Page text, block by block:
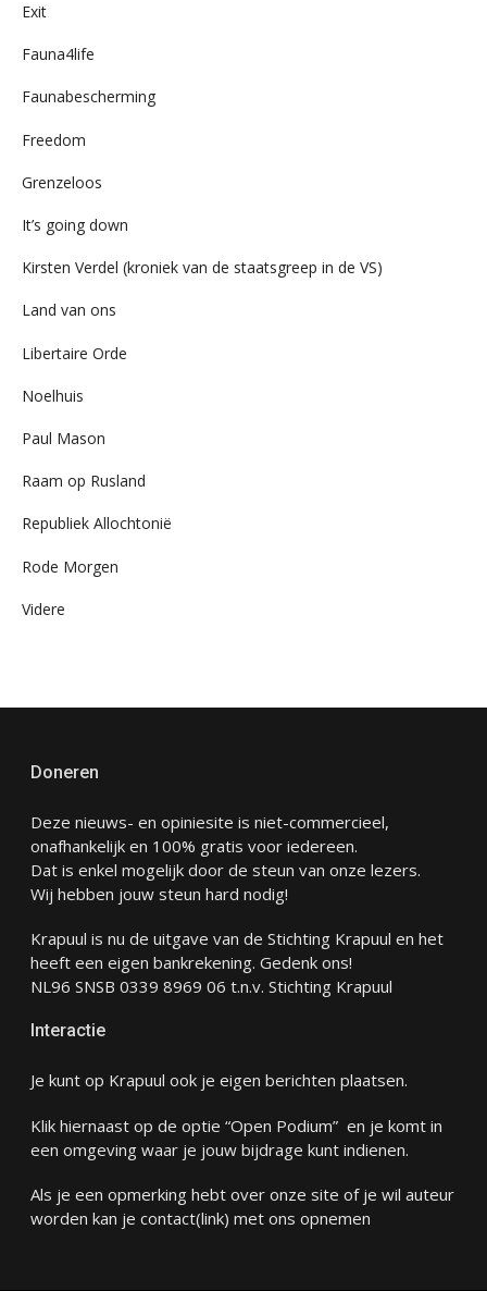
Exit
Fauna4life
Faunabescherming
Freedom
Grenzeloos
It’s going down
Kirsten Verdel (kroniek van de staatsgreep in de VS)
Land van ons
Libertaire Orde
Noelhuis
Paul Mason
Raam op Rusland
Republiek Allochtonië
Rode Morgen
Videre
Doneren
Deze nieuws- en opiniesite is niet-commercieel,
onafhankelijk en 100% gratis voor iedereen.
Dat is enkel mogelijk door de steun van onze lezers.
Wij hebben jouw steun hard nodig!
Krapuul is nu de uitgave van de Stichting Krapuul en het
heeft een eigen bankrekening. Gedenk ons!
NL96 SNSB 0339 8969 06 t.n.v. Stichting Krapuul
Interactie
Je kunt op Krapuul ook je eigen berichten plaatsen.
Klik hiernaast op de optie “Open Podium” en je komt in
een omgeving waar je jouw bijdrage kunt indienen.
Als je een opmerking hebt over onze site of je wil auteur
worden kan je contact(link) met ons opnemen